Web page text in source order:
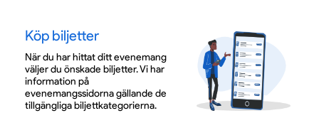
Köp biljetter
När du har hittat ditt evenemang
väljer du önskade biljetter. Vi har
information på
evenemangssidorna gällande de
tillgängliga biljettkategorierna.